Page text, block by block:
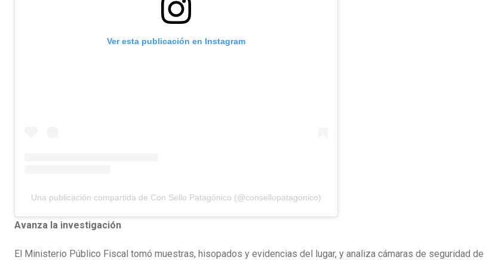
Ver esta publicación en Instagram
Una publicación compartida de Con Sello Patagónico (@consellopatagonico)
Avanza la investigación
El Ministerio Público Fiscal tomó muestras, hisopados y evidencias del lugar, y analiza cámaras de seguridad de